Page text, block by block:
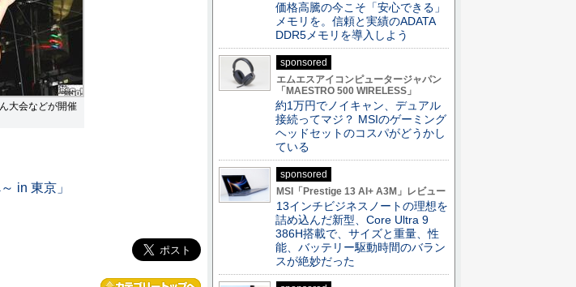
大会などが開催
in 東京」
価格高騰の今こそ「安心できる」
メモリを。信頼と実績のADATA
DDR5メモリを導入しよう
sponsored
エムエスアイコンピュータージャパン
「MAESTRO 500 WIRELESS」
約1万円でノイキャン、デュアル
接続ってマジ？ MSIのゲーミング
ヘッドセットのコスパがどうかし
ている
sponsored
MSI「Prestige 13 AI+ A3M」レビュー
13インチビジネスノートの理想を
詰め込んだ新型、Core Ultra 9
386H搭載で、サイズと重量、性
能、バッテリー駆動時間のバラン
スが絶妙だった